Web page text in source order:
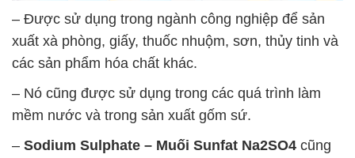
– Được sử dụng trong ngành công nghiệp để sản
xuất xà phòng, giấy, thuốc nhuộm, sơn, thủy tinh và
các sản phẩm hóa chất khác.
– Nó cũng được sử dụng trong các quá trình làm
mềm nước và trong sản xuất gốm sứ.
– Sodium Sulphate – Muối Sunfat Na2SO4 cũng